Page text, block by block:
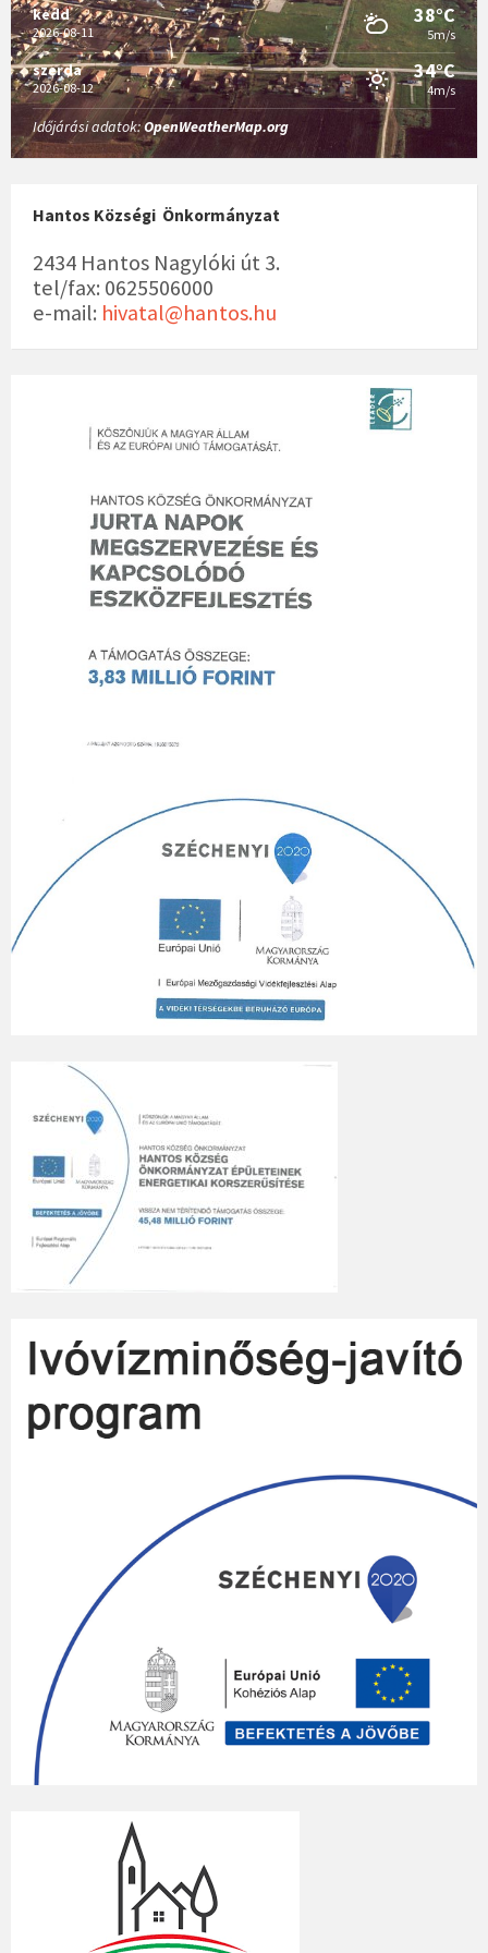
kedd
2026-08-11
38°C
5m/s
szerda
2026-08-12
34°C
4m/s
Időjárási adatok:OpenWeatherMap.org
Hantos Községi Önkormányzat
2434 Hantos Nagylóki út 3.
tel/fax: 0625506000
e-mail: hivatal@hantos.hu